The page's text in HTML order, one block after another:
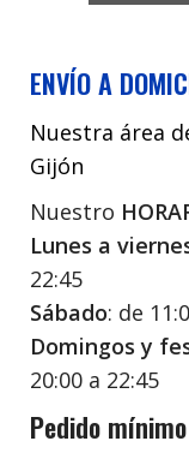
ENVÍO A
Nuestra área
Gijón
Nuestro
Lunes a
22:45
Sábado: de
Domingos y
20:00 a 22:45
Pedido